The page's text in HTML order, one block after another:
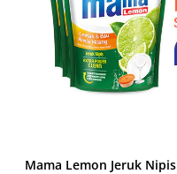
Mama Lemon Jeruk Nipis